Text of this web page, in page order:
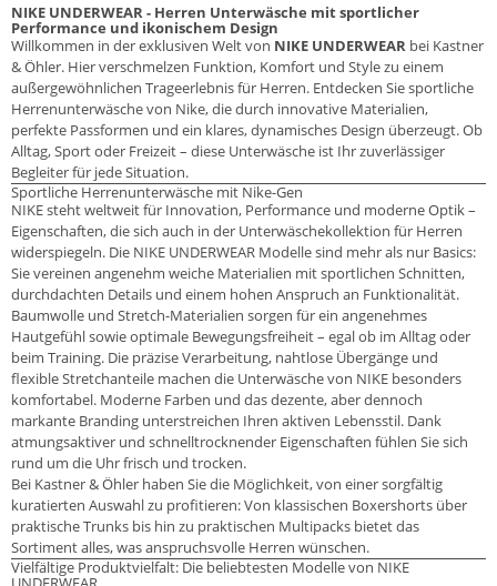
NIKE UNDERWEAR - Herren Unterwäsche mit sportlicher
Performance und ikonischem Design
Willkommen in der exklusiven Welt von NIKE UNDERWEAR bei Kastner
& Öhler. Hier verschmelzen Funktion, Komfort und Style zu einem
außergewöhnlichen Trageerlebnis für Herren. Entdecken Sie sportliche
Herrenunterwäsche von Nike, die durch innovative Materialien,
perfekte Passformen und ein klares, dynamisches Design überzeugt. Ob
Alltag, Sport oder Freizeit – diese Unterwäsche ist Ihr zuverlässiger
Begleiter für jede Situation.
Sportliche Herrenunterwäsche mit Nike-Gen
NIKE steht weltweit für Innovation, Performance und moderne Optik –
Eigenschaften, die sich auch in der Unterwäschekollektion für Herren
widerspiegeln. Die NIKE UNDERWEAR Modelle sind mehr als nur Basics:
Sie vereinen angenehm weiche Materialien mit sportlichen Schnitten,
durchdachten Details und einem hohen Anspruch an Funktionalität.
Baumwolle und Stretch-Materialien sorgen für ein angenehmes
Hautgefühl sowie optimale Bewegungsfreiheit – egal ob im Alltag oder
beim Training. Die präzise Verarbeitung, nahtlose Übergänge und
flexible Stretchanteile machen die Unterwäsche von NIKE besonders
komfortabel. Moderne Farben und das dezente, aber dennoch
markante Branding unterstreichen Ihren aktiven Lebensstil. Dank
atmungsaktiver und schnelltrocknender Eigenschaften fühlen Sie sich
rund um die Uhr frisch und trocken.
Bei Kastner & Öhler haben Sie die Möglichkeit, von einer sorgfältig
kuratierten Auswahl zu profitieren: Von klassischen Boxershorts über
praktische Trunks bis hin zu praktischen Multipacks bietet das
Sortiment alles, was anspruchsvolle Herren wünschen.
Vielfältige Produktvielfalt: Die beliebtesten Modelle von NIKE